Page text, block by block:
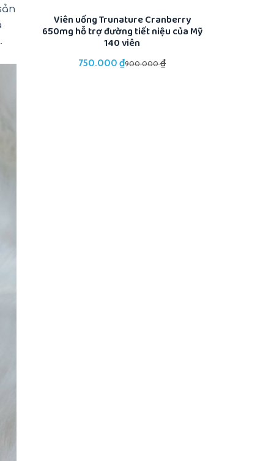
Mỹ
Viên uống Trunature Cranberry
650mg hỗ trợ đường tiết niệu của Mỹ
140 viên
900.000₫
750.000₫